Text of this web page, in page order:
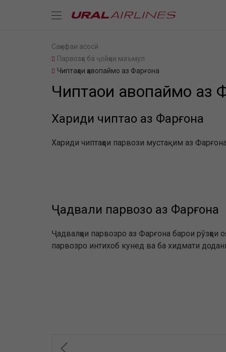
Саҳифаи асосӣ
Парвозҳо ба ҷойҳои маъмул
Чиптаҳои ҳавопаймо аз Фарғона
Чиптаҳои ҳавопаймо аз
Хариди чиптаҳо аз Фарғона
Хариди чиптаҳои парвози мустақим аз
Ҷадвали парвозҳо аз Фарғона
Ҷадвалҳои парвозро аз Фарғона барои
парвозро интихоб кунед ва ба хидмати